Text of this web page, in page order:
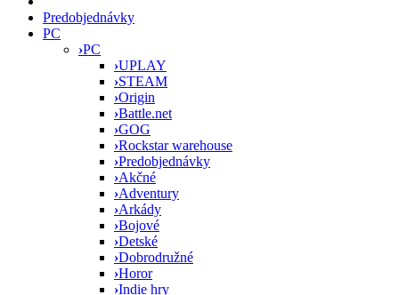
Predobjednávky
PC
›PC
›UPLAY
›STEAM
›Origin
›Battle.net
›GOG
›Rockstar warehouse
›Predobjednávky
›Akčné
›Adventury
›Arkády
›Bojové
›Detské
›Dobrodružné
›Horor
›Indie hry